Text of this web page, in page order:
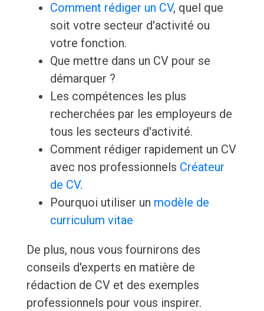
Comment rédiger un CV, quel que
soit votre secteur d'activité ou
votre fonction.
Que mettre dans un CV pour se
démarquer ?
Les compétences les plus
recherchées par les employeurs de
tous les secteurs d'activité.
Comment rédiger rapidement un CV
avec nos professionnels Créateur
de CV.
Pourquoi utiliser un modèle de
curriculum vitae
De plus, nous vous fournirons des
conseils d'experts en matière de
rédaction de CV et des exemples
professionnels pour vous inspirer.